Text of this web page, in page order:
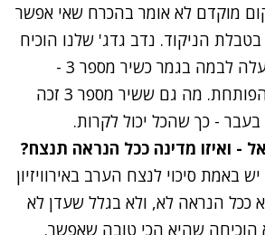
מוקדם לא אומר בהכרח שאי אפשר
הניקוד. נדב גדג' שלנו הוכיח
את זה ב-2015, כשעלה לבמה בגמר כשיר מספר 3 -
מה גם ששיר מספר 3
זכה
- כך שהכל יכול לקרות.
- ואיזו מדינה ככל הנראה תנצח?
באמת סיכוי לנצח הערב באירוויזיון
ככל הנראה לא, ולא בגלל שעדן לא
הוכיחה שהיא הכי טובה שאפשר.